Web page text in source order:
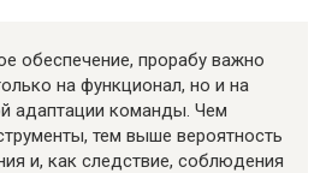
обеспечение, прорабу важно
на функционал, но и на
адаптации команды. Чем
тем выше вероятность
и, как следствие, соблюдения